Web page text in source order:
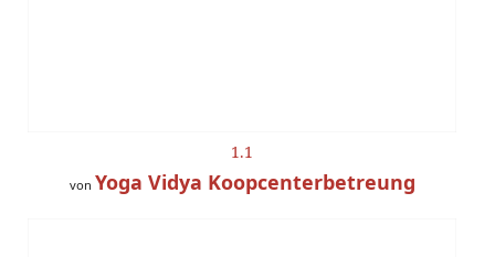
1.1
von Yoga Vidya Koopcenterbetreung